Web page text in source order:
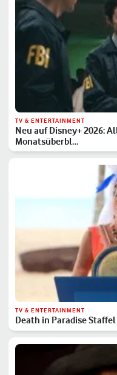
TV & ENTERTAINMENT
Neu auf Disney+ 2026:
Monatsüberbl…
TV & ENTERTAINMENT
Death in Paradise